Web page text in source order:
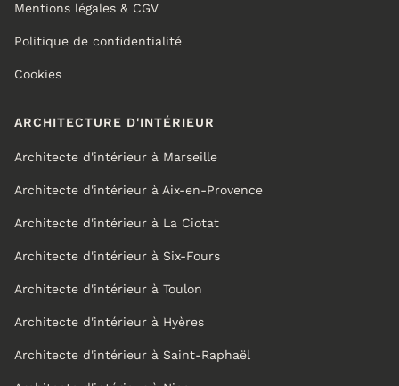
Mentions légales & CGV
Politique de confidentialité
Cookies
ARCHITECTURE D'INTÉRIEUR
Architecte d'intérieur à Marseille
Architecte d'intérieur à Aix-en-Provence
Architecte d'intérieur à La Ciotat
Architecte d'intérieur à Six-Fours
Architecte d'intérieur à Toulon
Architecte d'intérieur à Hyères
Architecte d'intérieur à Saint-Raphaël